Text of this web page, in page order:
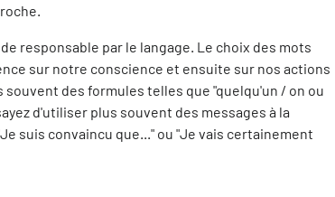
responsable par le langage. Le choix des mots
sur notre conscience et ensuite sur nos actions
des formules telles que "quelqu'un / on ou
d'utiliser plus souvent des messages à la
suis convaincu que..." ou "Je vais certainement